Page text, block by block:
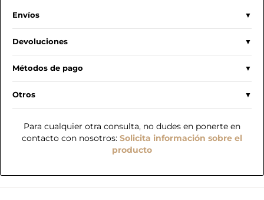
Envíos
Devoluciones
Métodos de pago
Otros
Para cualquier otra consulta, no dudes en ponerte en
contacto con nosotros: Solicita información sobre el
producto